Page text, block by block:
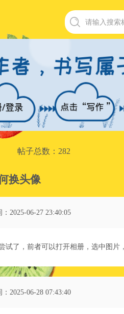
帖子总数：282
换头像
：2025-06-27 23:40:05
试了，前者可以打开相册，选中图
：2025-06-28 07:43:40